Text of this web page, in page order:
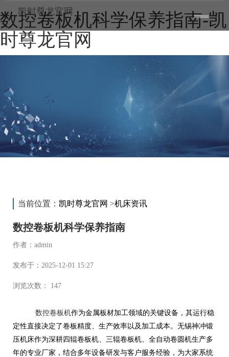
数控卷板机科学保养指南-凯
时尊龙官网
凯时尊龙官网
toggle
navigation
——
——
——
当前位置： 凯时尊龙官网 >机床资讯
数控卷板机科学保养指南
作者：admin
发布于：2025-12-01 15:27
浏览次数： 147
数控卷板机作为金属板材加工领域的关键设备，其运行稳
定性直接决定了卷板精度、生产效率以及加工成本。无锡神冲锻
压机床作为深耕四辊卷板机、三辊卷板机、全自动卷圆机生产多
年的专业厂家，结合多年设备研发与客户服务经验，为大家系统